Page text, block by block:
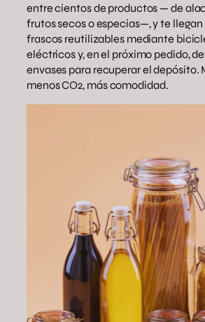
entre cientos de productos — de
frutos secos o especias—, y te llegan
frascos reutilizables mediante
eléctricos y, en el próximo pedido,
envases para recuperar el depósito.
menos CO2, más comodidad.